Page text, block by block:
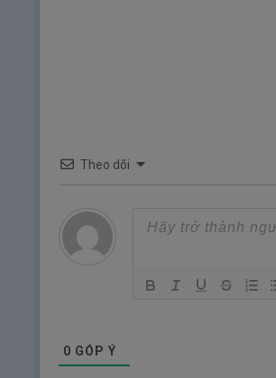
Theo dõi
0 GÓP Ý